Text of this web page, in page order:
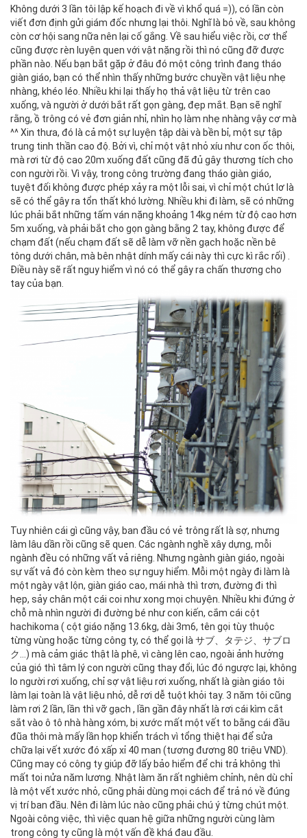
Không dưới 3 lần tôi lập kế hoạch đi về vì khổ quá =)), có lần còn
viết đơn định gửi giám đốc nhưng lại thôi. Nghĩ là bỏ về, sau không
còn cơ hội sang nữa nên lại cố gắng. Về sau hiểu việc rồi, cơ thể
cũng được rèn luyện quen với vật nặng rồi thì nó cũng đỡ được
phần nào. Nếu bạn bắt gặp ở đâu đó một công trình đang tháo
giàn giáo, bạn có thể nhìn thấy những bước chuyền vật liệu nhẹ
nhàng, khéo léo. Nhiều khi lại thấy họ thả vật liệu từ trên cao
xuống, và người ở dưới bắt rất gọn gàng, đẹp mắt. Bạn sẽ nghĩ
rằng, ồ trông có vẻ đơn giản nhỉ, nhìn họ làm nhẹ nhàng vậy cơ mà
^^ Xin thưa, đó là cả một sự luyện tập dài và bền bỉ, một sự tập
trung tinh thần cao độ. Bởi vì, chỉ một vật nhỏ xíu như con ốc thôi,
mà rơi từ độ cao 20m xuống đất cũng đã đủ gây thương tích cho
con người rồi. Vì vậy, trong công trường đang tháo giàn giáo,
tuyệt đối không được phép xảy ra một lỗi sai, vì chỉ một chút lơ là
sẽ có thể gây ra tổn thất khó lường. Nhiều khi đi làm, sẽ có những
lúc phải bắt những tấm ván nặng khoảng 14kg ném từ độ cao hơn
5m xuống, và phải bắt cho gọn gàng bằng 2 tay, không được để
chạm đất (nếu chạm đất sẽ dễ làm vỡ nền gạch hoặc nền bê
tông dưới chân, mà bên nhật dính mấy cái này thì cực kì rắc rối) .
Điều này sẽ rất nguy hiểm vì nó có thể gây ra chấn thương cho
tay của bạn.
Tuy nhiên cái gì cũng vậy, ban đầu có vẻ trông rất là sợ, nhưng
làm lâu dần rồi cũng sẽ quen. Các ngành nghề xây dựng, mỗi
ngành đều có những vất vả riêng. Nhưng ngành giàn giáo, ngoài
sự vất vả đó còn kèm theo sự nguy hiểm. Mỗi một ngày đi làm là
một ngày vật lộn, giàn giáo cao, mái nhà thì trơn, đường đi thì
hẹp, sảy chân một cái coi như xong mọi chuyện. Nhiều khi đứng ở
chỗ mà nhìn người đi đường bé như con kiến, cắm cái cột
hachikoma ( cột giáo nặng 13.6kg, dài 3m6, tên gọi tùy thuộc
từng vùng hoặc từng công ty, có thể gọi là サブ、タテジ、サブロ
ク…) mà cảm giác thật là phê, vì càng lên cao, ngoài ảnh hưởng
của gió thì tâm lý con người cũng thay đổi, lúc đó ngược lại, không
lo người rơi xuống, chỉ sợ vật liệu rơi xuống, nhất là giàn giáo tôi
làm lại toàn là vật liệu nhỏ, dễ rơi dễ tuột khỏi tay. 3 năm tôi cũng
làm rơi 2 lần, lần thì vỡ gạch , lần gần đây nhất là rơi cái kìm cắt
sắt vào ô tô nhà hàng xóm, bị xước mất một vết to bằng cái đầu
đũa thôi mà mấy lần họp khiển trách vì tổng thiệt hại để sửa
chữa lại vết xước đó xấp xỉ 40 man (tương đương 80 triệu VND).
Cũng may có công ty giúp đỡ lấy bảo hiểm để chi trả không thì
mất toi nửa năm lương. Nhật làm ăn rất nghiêm chỉnh, nên dù chỉ
là một vết xước nhỏ, cũng phải dùng mọi cách để trả nó về đúng
vị trí ban đầu. Nên đi làm lúc nào cũng phải chú ý từng chút một.
Ngoài công việc, thì việc quan hệ giữa những người cùng làm
trong công ty cũng là một vấn đề khá đau đầu.